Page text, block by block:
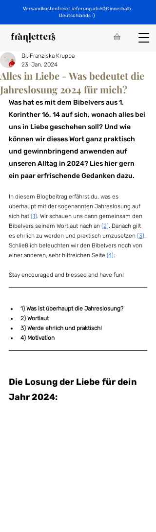
Versandkostenfreie Lieferung ab 60€ innerhalb
Deutschlands :)
Alles in Liebe - Was bedeutet die
Jahreslosung 2024 für mich?
Dr. Franziska Kruppa
23. Jan. 2024
Was hat es mit dem Bibelvers aus 1.
Korinther 16, 14 auf sich, wonach alles bei
uns in Liebe geschehen soll? Und wie
können wir dieses Wort ganz praktisch
und gewinnbringend anwenden auf
unseren Alltag in 2024? Lies hier gern
ein paar erfrischende Gedanken dazu.
In diesem Blogbeitrag erfährst du, was es
überhaupt mit der sogenannten Jahreslosung auf
sich hat (1). Wir schauen uns dann gemeinsam den
Bibelvers seinem Wortlaut nach an (2). Danach gilt
es ehrlich zu werden und praktisch umzusetzen (3).
Schließlich beleuchten wir den Bibelvers noch von
einer anderen, sehr hilfreichen Seite (4).
Stay encouraged and blessed and have fun!
1) Was ist überhaupt die Jahreslosung?
2) Wortlaut
3) Werde ehrlich und praktisch!
4) Motivation
Die Losung der Liebe für dein
Jahr 2024: